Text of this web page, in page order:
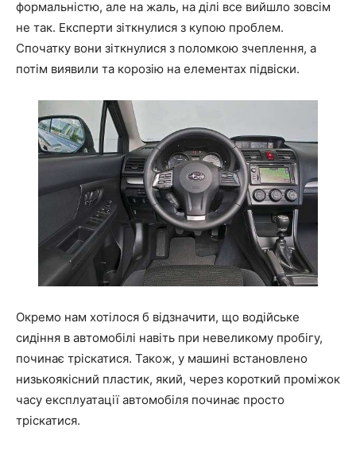
формальністю, але на жаль, на ділі все вийшло зовсім
не так. Експерти зіткнулися з купою проблем.
Спочатку вони зіткнулися з поломкою зчеплення, а
потім виявили та корозію на елементах підвіски.
Окремо нам хотілося б відзначити, що водійське
сидіння в автомобілі навіть при невеликому пробігу,
починає тріскатися. Також, у машині встановлено
низькоякісний пластик, який, через короткий проміжок
часу експлуатації автомобіля починає просто
тріскатися.